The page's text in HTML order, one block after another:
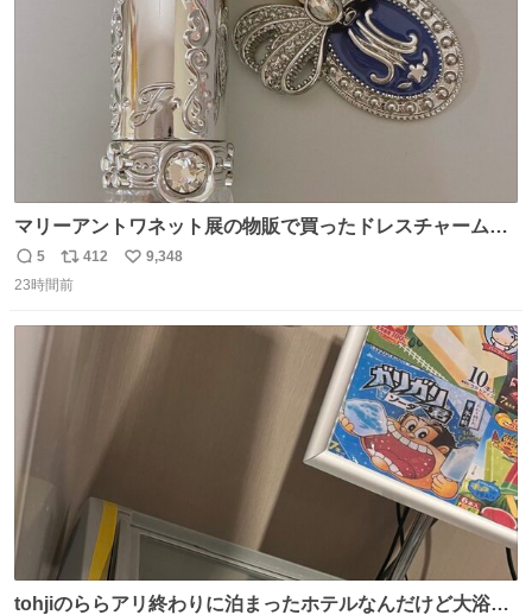
マリーアントワネット展の物販で買ったドレスチャームを
流行りのめじるしアクセサリーにして、リップにつけた
り、同じく物販で購入したシュシュにつけたりしています
返
信
5
リ
ポ
412
い
9,348
23時間前
tohjiのららアリ終わりに泊まったホテルなんだけど大浴場